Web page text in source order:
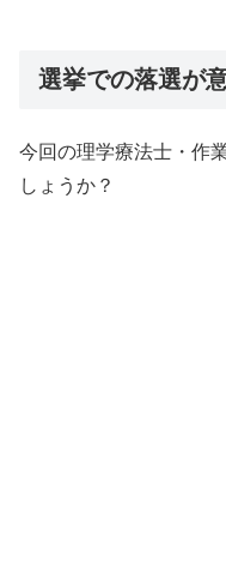
選挙での落選が
今回の理学療法士・作
しょうか？